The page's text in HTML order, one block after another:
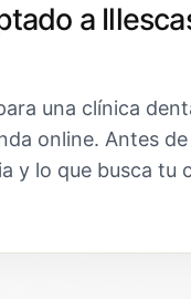
a
una clínica
online. Antes
y lo que busca tu